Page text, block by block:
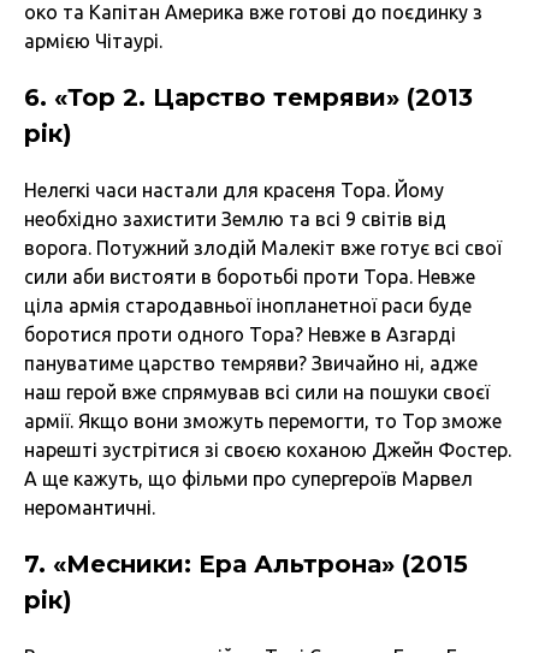
око та Капітан Америка вже готові до поєдинку з
армією Чітаурі.
6. «Тор 2. Царство темряви» (2013
рік)
Нелегкі часи настали для красеня Тора. Йому
необхідно захистити Землю та всі 9 світів від
ворога. Потужний злодій Малекіт вже готує всі свої
сили аби вистояти в боротьбі проти Тора. Невже
ціла армія стародавньої інопланетної раси буде
боротися проти одного Тора? Невже в Азгарді
пануватиме царство темряви? Звичайно ні, адже
наш герой вже спрямував всі сили на пошуки своєї
армії. Якщо вони зможуть перемогти, то Тор зможе
нарешті зустрітися зі своєю коханою Джейн Фостер.
А ще кажуть, що фільми про супергероїв Марвел
неромантичні.
7. «Месники: Ера Альтрона» (2015
рік)